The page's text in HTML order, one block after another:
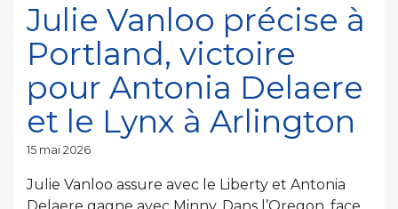
de
Julie
Allemand
et
du
Tempo
Cité
Julie Vanloo précise à
Portland, victoire
pour Antonia Delaere
et le Lynx à Arlington
Publié
15 mai 2026
Julie Vanloo assure avec le Liberty et Antonia